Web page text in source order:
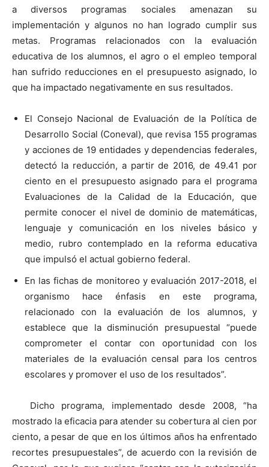
a diversos programas sociales amenazan su
implementación y algunos no han logrado cumplir sus
metas. Programas relacionados con la evaluación
educativa de los alumnos, el agro o el empleo temporal
han sufrido reducciones en el presupuesto asignado, lo
que ha impactado negativamente en sus resultados.
El Consejo Nacional de Evaluación de la Política de
Desarrollo Social (Coneval), que revisa 155 programas
y acciones de 19 entidades y dependencias federales,
detectó la reducción, a partir de 2016, de 49.41 por
ciento en el presupuesto asignado para el programa
Evaluaciones de la Calidad de la Educación, que
permite conocer el nivel de dominio de matemáticas,
lenguaje y comunicación en los niveles básico y
medio, rubro contemplado en la reforma educativa
que impulsó el actual gobierno federal.
En las fichas de monitoreo y evaluación 2017-2018, el
organismo hace énfasis en este programa,
relacionado con la evaluación de los alumnos, y
establece que la disminución presupuestal “puede
comprometer el contar con oportunidad con los
materiales de la evaluación censal para los centros
escolares y promover el uso de los resultados”.
Dicho programa, implementado desde 2008, “ha
mostrado la eficacia para atender su cobertura al cien por
ciento, a pesar de que en los últimos años ha enfrentado
recortes presupuestales”, de acuerdo con la revisión de